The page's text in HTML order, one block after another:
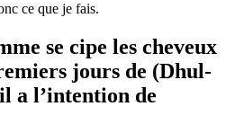
ce que je fais.
se cipe les cheveux
jours de (Dhul-
a l’intention de